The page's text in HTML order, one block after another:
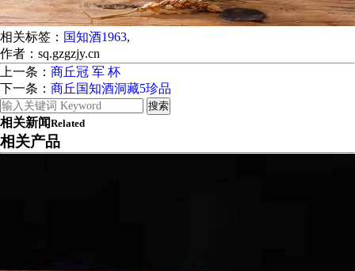
相关标签： 国知酒1963,
作者：sq.gzgzjy.cn
上一条： 商丘冠 军 杯
下一条： 商丘国知酒洞藏5珍品
相关新闻Related
相关产品